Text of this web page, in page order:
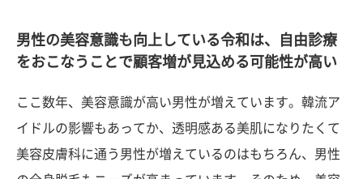
男性の美容意識も向上している令和は、自由診療
をおこなうことで顧客増が見込める可能性が高い
ここ数年、美容意識が高い男性が増えています。韓流ア
イドルの影響もあってか、透明感ある美肌になりたくて
美容皮膚科に通う男性が増えているのはもちろん、男性